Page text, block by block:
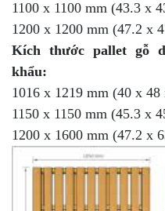
1100 x 1100 mm (43.3 x
1200 x 1200 mm (47.2 x
Kích thước pallet gỗ
khẩu:
1016 x 1219 mm (40 x 48
1150 x 1150 mm (45.3 x
1200 x 1600 mm (47.2 x